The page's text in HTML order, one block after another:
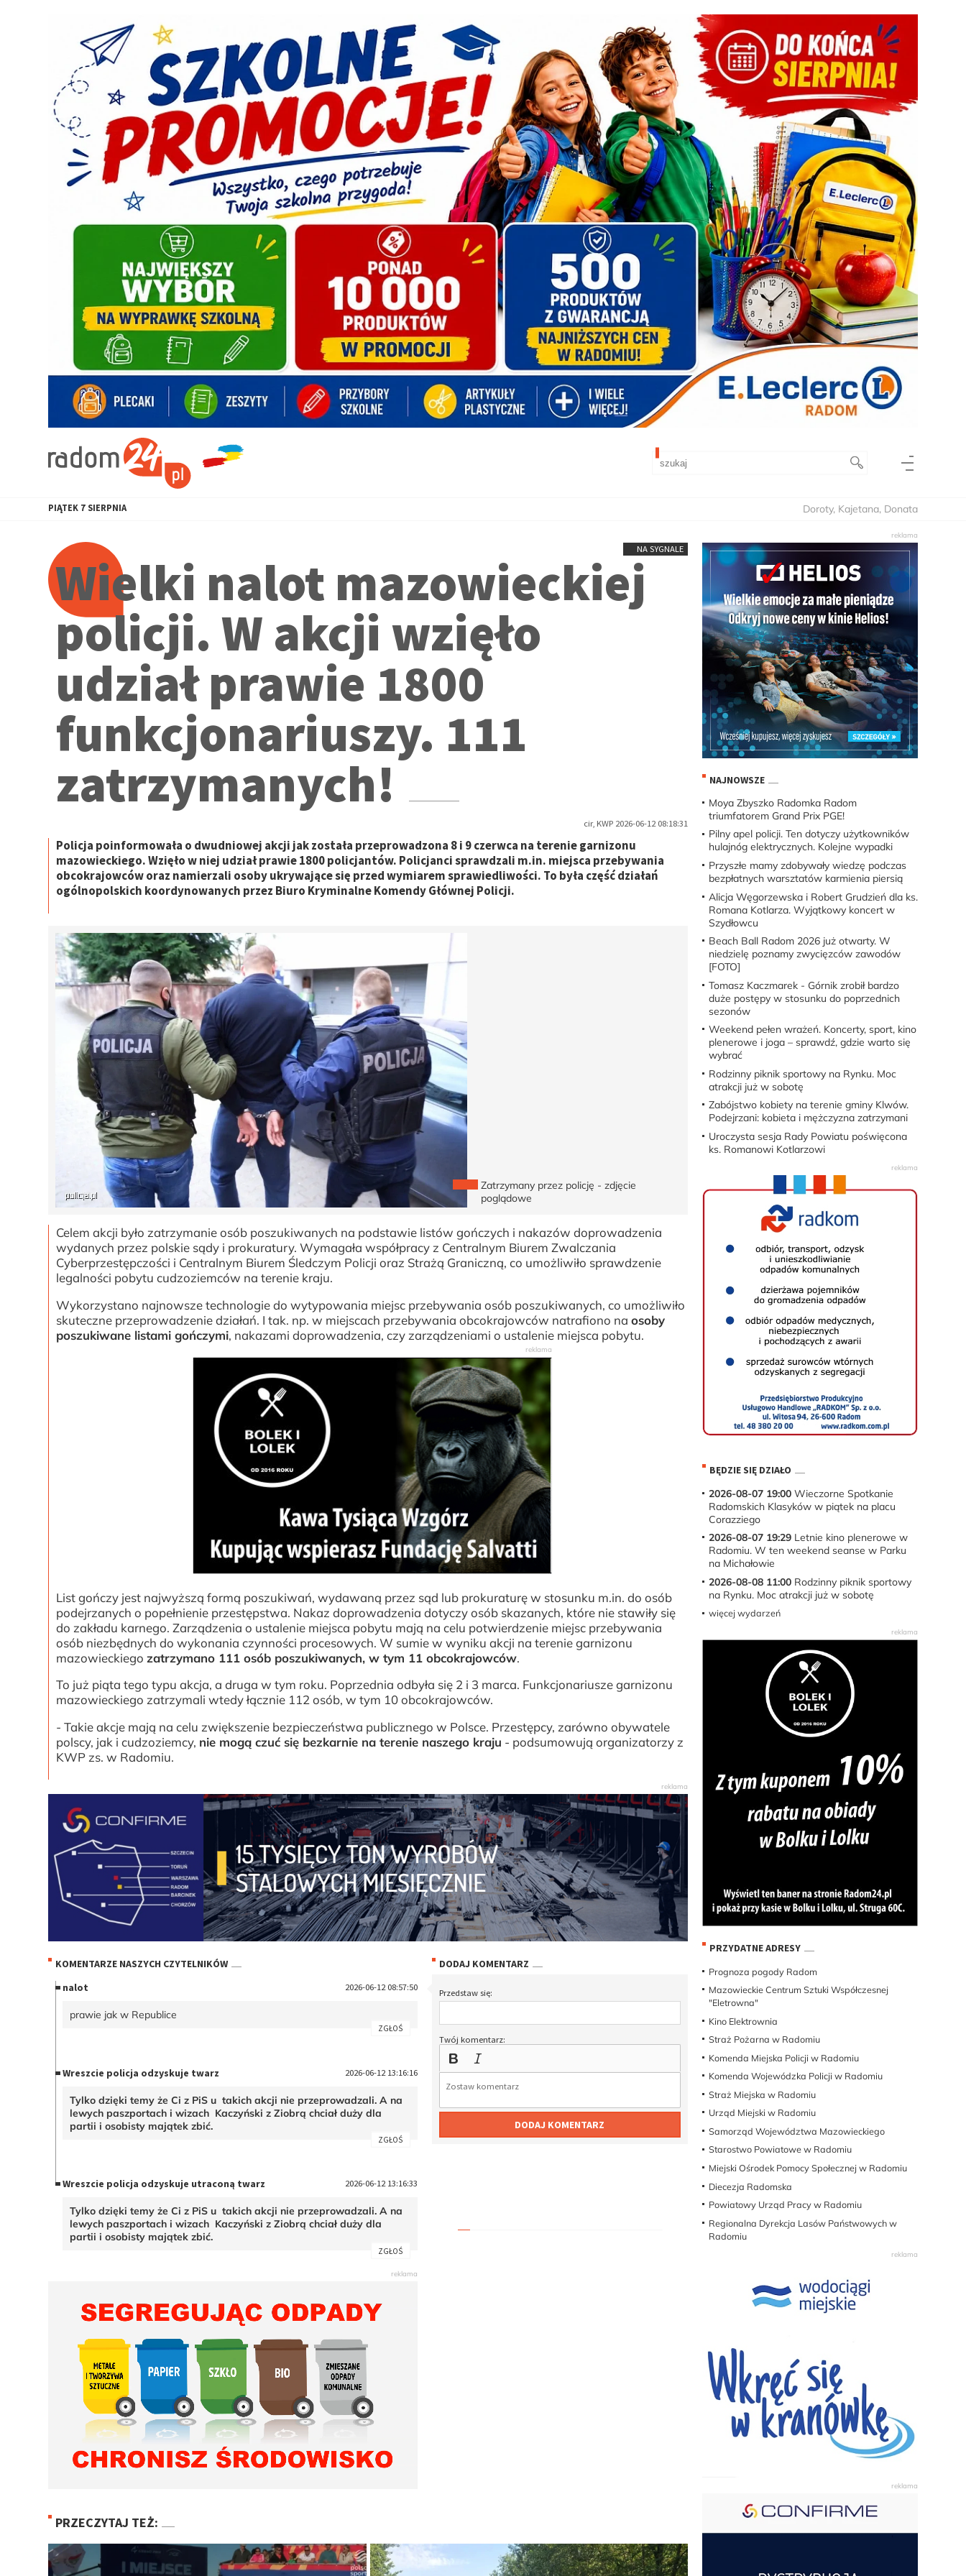
PIĄTEK 7 SIERPNIA Doroty, Kajetana, Donata
NA SYGNALE
Wielki nalot mazowieckiej
policji. W akcji wzięło
udział prawie 1800
funkcjonariuszy. 111
zatrzymanych!
cir, KWP 2026-06-12 08:18:31
Policja poinformowała o dwudniowej akcji jak została przeprowadzona 8 i 9 czerwca na terenie garnizonu
mazowieckiego. Wzięło w niej udział prawie 1800 policjantów. Policjanci sprawdzali m.in. miejsca przebywania
obcokrajowców oraz namierzali osoby ukrywające się przed wymiarem sprawiedliwości. To była część działań
ogólnopolskich koordynowanych przez Biuro Kryminalne Komendy Głównej Policji.
Zatrzymany przez policję - zdjęcie
poglądowe
Celem akcji było zatrzymanie osób poszukiwanych na podstawie listów gończych i nakazów doprowadzenia
wydanych przez polskie sądy i prokuratury. Wymagała współpracy z Centralnym Biurem Zwalczania
Cyberprzestępczości i Centralnym Biurem Śledczym Policji oraz Strażą Graniczną, co umożliwiło sprawdzenie
legalności pobytu cudzoziemców na terenie kraju.
Wykorzystano najnowsze technologie do wytypowania miejsc przebywania osób poszukiwanych, co umożliwiło
skuteczne przeprowadzenie działań. I tak. np. w miejscach przebywania obcokrajowców natrafiono naosoby
poszukiwane listami gończymi, nakazami doprowadzenia, czy zarządzeniami o ustalenie miejsca pobytu.
List gończy jest najwyższą formą poszukiwań, wydawaną przez sąd lub prokuraturę w stosunku m.in. do osób
podejrzanych o popełnienie przestępstwa. Nakaz doprowadzenia dotyczy osób skazanych, które nie stawiły się
do zakładu karnego. Zarządzenia o ustalenie miejsca pobytu mają na celu potwierdzenie miejsc przebywania
osób niezbędnych do wykonania czynności procesowych. W sumie w wyniku akcji na terenie garnizonu
mazowieckiegozatrzymano 111 osób poszukiwanych, w tym 11 obcokrajowców.
To już piąta tego typu akcja, a druga w tym roku. Poprzednia odbyła się 2 i 3 marca. Funkcjonariusze garnizonu
mazowieckiego zatrzymali wtedy łącznie 112 osób, w tym 10 obcokrajowców.
- Takie akcje mają na celu zwiększenie bezpieczeństwa publicznego w Polsce. Przestępcy, zarówno obywatele
polscy, jak i cudzoziemcy, nie mogą czuć się bezkarnie na terenie naszego kraju - podsumowują organizatorzy z
KWP zs. w Radomiu.
KOMENTARZE NASZYCH CZYTELNIKÓW
nalot
2026-06-12 08:57:50
prawie jak w Republice
ZGŁOŚ
Wreszcie policja odzyskuje twarz 2026-06-12 13:16:16
Tylko dzięki temy że Ci z PiS u takich akcji nie przeprowadzali. A na
lewych paszportach i wizach Kaczyński z Ziobrą chciał duży dla
partii i osobisty majątek zbić.
ZGŁOŚ
Wreszcie policja odzyskuje utraconą twarz 2026-06-12 13:16:33
Tylko dzięki temy że Ci z PiS u takich akcji nie przeprowadzali. A na
lewych paszportach i wizach Kaczyński z Ziobrą chciał duży dla
partii i osobisty majątek zbić.
ZGŁOŚ
DODAJ KOMENTARZ
Przedstaw się:
Twój komentarz:
DODAJ KOMENTARZ
PRZECZYTAJ TEŻ:
NAJNOWSZE
Moya Zbyszko Radomka Radom
triumfatorem Grand Prix PGE!
Pilny apel policji. Ten dotyczy użytkowników
hulajnóg elektrycznych. Kolejne wypadki
Przyszłe mamy zdobywały wiedzę podczas
bezpłatnych warsztatów karmienia piersią
Alicja Węgorzewska i Robert Grudzień dla ks.
Romana Kotlarza. Wyjątkowy koncert w
Szydłowcu
Beach Ball Radom 2026 już otwarty. W
niedzielę poznamy zwycięzców zawodów
[FOTO]
Tomasz Kaczmarek - Górnik zrobił bardzo
duże postępy w stosunku do poprzednich
sezonów
Weekend pełen wrażeń. Koncerty, sport, kino
plenerowe i joga – sprawdź, gdzie warto się
wybrać
Rodzinny piknik sportowy na Rynku. Moc
atrakcji już w sobotę
Zabójstwo kobiety na terenie gminy Klwów.
Podejrzani: kobieta i mężczyzna zatrzymani
Uroczysta sesja Rady Powiatu poświęcona
ks. Romanowi Kotlarzowi
BĘDZIE SIĘ DZIAŁO
2026-08-07 19:00Wieczorne Spotkanie
Radomskich Klasyków w piątek na placu
Corazziego
2026-08-07 19:29Letnie kino plenerowe w
Radomiu. W ten weekend seanse w Parku
na Michałowie
2026-08-08 11:00Rodzinny piknik sportowy
na Rynku. Moc atrakcji już w sobotę
więcej wydarzeń
PRZYDATNE ADRESY
Prognoza pogody Radom
Mazowieckie Centrum Sztuki Współczesnej
"Eletrowna"
Kino Elektrownia
Straż Pożarna w Radomiu
Komenda Miejska Policji w Radomiu
Komenda Wojewódzka Policji w Radomiu
Straż Miejska w Radomiu
Urząd Miejski w Radomiu
Samorząd Województwa Mazowieckiego
Starostwo Powiatowe w Radomiu
Miejski Ośrodek Pomocy Społecznej w Radomiu
Diecezja Radomska
Powiatowy Urząd Pracy w Radomiu
Regionalna Dyrekcja Lasów Państwowych w
Radomiu